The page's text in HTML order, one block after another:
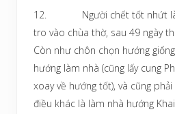
12. Người chết tốt nhứt là
tro vào chùa thờ, sau 49 ngày
Còn như chôn chọn hướng
hướng làm nhà (cũng lấy cung
xoay về hướng tốt), và cũng
điều khác là làm nhà hướng